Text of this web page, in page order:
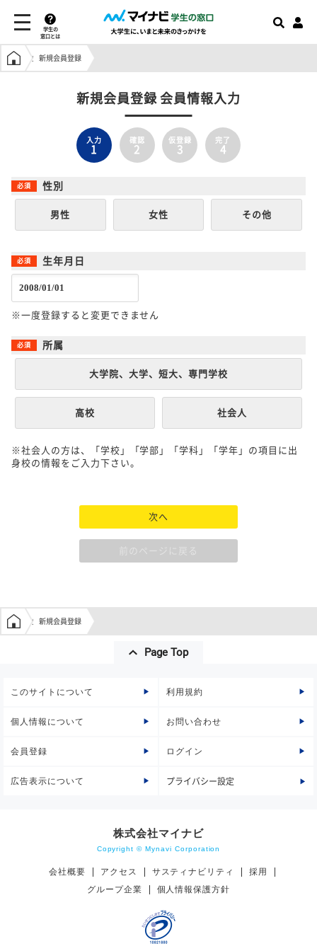
学生の
窓口とは
学生の窓口トップ
新規会員登録
新規会員登録 会員情報入力
入力
1
確認
2
仮登録
3
完了
4
性別
男性 女性 その他
生年月日
※一度登録すると変更できません
所属
大学院、大学、短大、専門学校
高校 社会人
※社会人の方は、「学校」「学部」「学科」「学年」の項目に出
身校の情報をご入力下さい。
次へ
前のページに戻る
学生の窓口トップ
新規会員登録
Page Top
このサイトについて 利用規約
個人情報について お問い合わせ
会員登録 ログイン
広告表示について プライバシー設定
株式会社マイナビ
Copyright © Mynavi Corporation
会社概要 アクセス サスティナビリティ
採用
グループ企業
個人情報保護方針